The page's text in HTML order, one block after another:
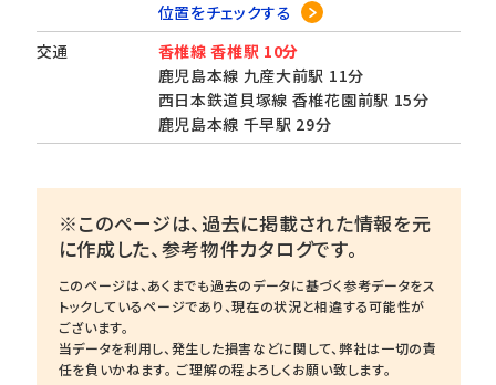
位置をチェックする
交通
香椎線 香椎駅 10分
鹿児島本線 九産大前駅 11分
西日本鉄道貝塚線 香椎花園前駅 15分
鹿児島本線 千早駅 29分
※このページは、過去に掲載された情報を元
に作成した、参考物件カタログです。
このページは、あくまでも過去のデータに基づく参考データをス
トックしているページであり、現在の状況と相違する可能性が
ございます。
当データを利用し、発生した損害などに関して、弊社は一切の責
任を負いかねます。 ご理解の程よろしくお願い致します。